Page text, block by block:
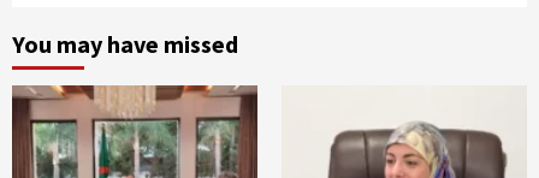
You may have missed